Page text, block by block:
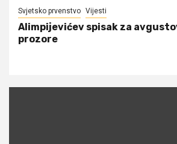
Svjetsko prvenstvo Vijesti
Alimpijevićev spisak za
prozore